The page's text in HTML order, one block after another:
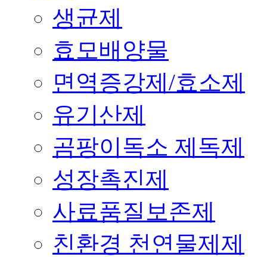
생균제
효모배양물
면역증강제/효소제
유기산제
곰팡이독소 제독제
성장촉진제
사료품질보존제
친환경 천연물제제